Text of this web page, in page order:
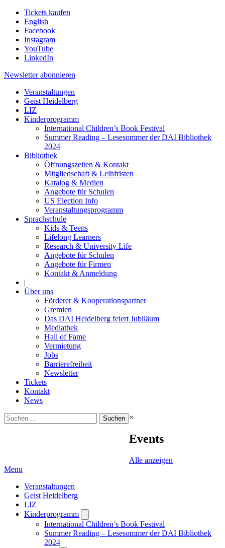
Tickets kaufen
English
Facebook
Instagram
YouTube
LinkedIn
Newsletter abonnieren
Veranstaltungen
Geist Heidelberg
LIZ
Kinderprogramm
International Children’s Book Festival
Summer Reading – Lesesommer der DAI Bibliothek
2024
Bibliothek
Öffnungszeiten & Kontakt
Mitgliedschaft & Leihfristen
Katalog & Medien
Angebote für Schulen
US Election Info
Veranstaltungsprogramm
Sprachschule
Kids & Teens
Lifelong Learners
Research & University Life
Angebote für Schulen
Angebote für Firmen
Kontakt & Anmeldung
|
Über uns
Förderer & Kooperationspartner
Gremien
Das DAI Heidelberg feiert Jubiläum
Mediathek
Hall of Fame
Vermietung
Jobs
Barrierefreiheit
Newsletter
Tickets
Kontakt
News
Suchen
nach:
×
Events
Alle anzeigen
Menu
Veranstaltungen
Geist Heidelberg
LIZ
Kinderprogramm
submenu
International Children’s Book Festival
Summer Reading – Lesesommer der DAI Bibliothek
2024